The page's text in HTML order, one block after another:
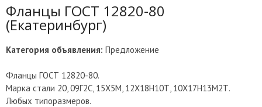
Фланцы ГОСТ 12820-80
(Екатеринбург)
Категория объявления: Предложение
Фланцы ГОСТ 12820-80.
Марка стали 20, 09Г2С, 15Х5М, 12Х18Н10Т, 10Х17Н13М2Т.
Любых типоразмеров.
Отмена Отправить сообщение